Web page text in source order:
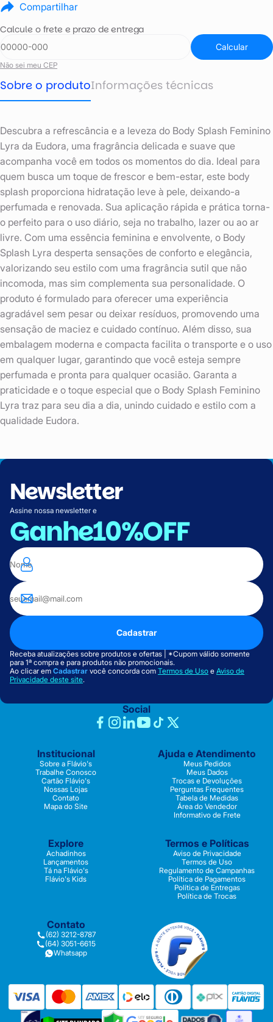
Compartilhar
Calcule o frete e prazo de entrega
Calcular
Não sei meu CEP
Sobre o produtoInformações técnicas
Descubra a refrescância e a leveza do Body Splash Feminino
Lyra da Eudora, uma fragrância delicada e suave que
acompanha você em todos os momentos do dia. Ideal para
quem busca um toque de frescor e bem-estar, este body
splash proporciona hidratação leve à pele, deixando-a
perfumada e renovada. Sua aplicação rápida e prática torna-
o perfeito para o uso diário, seja no trabalho, lazer ou ao ar
livre. Com uma essência feminina e envolvente, o Body
Splash Lyra desperta sensações de conforto e elegância,
valorizando seu estilo com uma fragrância sutil que não
incomoda, mas sim complementa sua personalidade. O
produto é formulado para oferecer uma experiência
agradável sem pesar ou deixar resíduos, promovendo uma
sensação de maciez e cuidado contínuo. Além disso, sua
embalagem moderna e compacta facilita o transporte e o uso
em qualquer lugar, garantindo que você esteja sempre
perfumada e pronta para qualquer ocasião. Garanta a
praticidade e o toque especial que o Body Splash Feminino
Lyra traz para seu dia a dia, unindo cuidado e estilo com a
qualidade Eudora.
Newsletter
Assine nossa newsletter e
Ganhe10%OFF
Cadastrar
Receba atualizações sobre produtos e ofertas | *Cupom válido somente
para 1ª compra e para produtos não promocionais.
Ao clicar em Cadastrar você concorda com Termos de Uso e Aviso de
Privacidade deste site.
Social
Institucional
Sobre a Flávio's
Trabalhe Conosco
Cartão Flávio's
Nossas Lojas
Contato
Mapa do Site
Ajuda e Atendimento
Meus Pedidos
Meus Dados
Trocas e Devoluções
Perguntas Frequentes
Tabela de Medidas
Área do Vendedor
Informativo de Frete
Explore
Achadinhos
Lançamentos
Tá na Flávio's
Flávio's Kids
Termos e Políticas
Aviso de Privacidade
Termos de Uso
Regulamento de Campanhas
Política de Pagamentos
Política de Entregas
Política de Trocas
Contato
(62) 3212-8787
(64) 3051-6615
Whatsapp